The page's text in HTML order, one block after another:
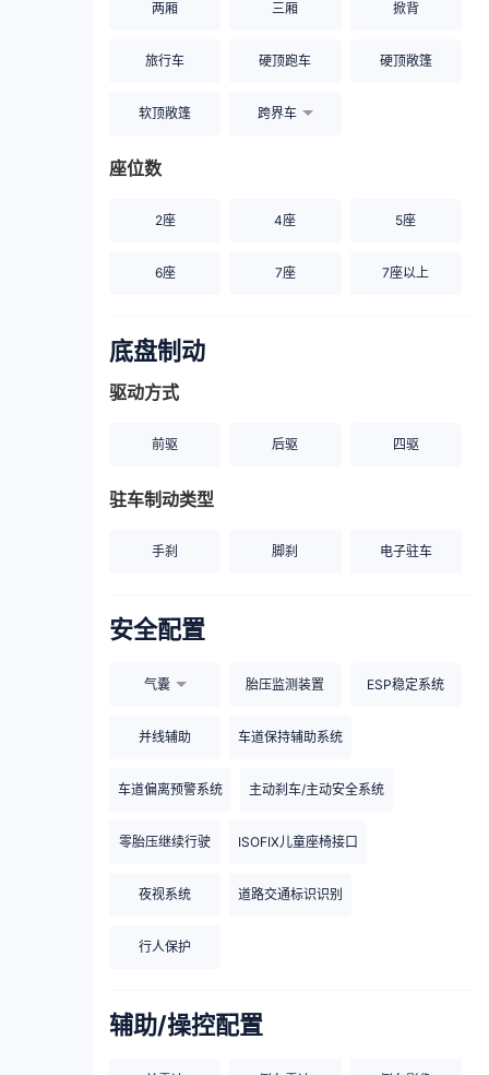
两厢 三厢 掀背
旅行车 硬顶跑车 硬顶敞篷
软顶敞篷 跨界车
座位数
2座 4座 5座
6座 7座 7座以上
底盘制动
驱动方式
前驱 后驱 四驱
驻车制动类型
手刹 脚刹 电子驻车
安全配置
气囊 胎压监测装置 ESP稳定系统
并线辅助 车道保持辅助系统
车道偏离预警系统 主动刹车/主动安全系统
零胎压继续行驶 ISOFIX儿童座椅接口
夜视系统 道路交通标识识别
行人保护
辅助/操控配置